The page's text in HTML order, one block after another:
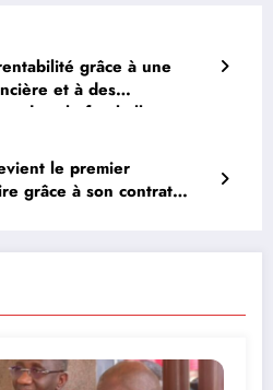
grâce à une
et à des
dans le football
le premier
grâce à son contrat